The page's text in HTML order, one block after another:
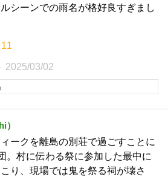
シーンでの雨名が格好良すぎまし
2025/03/02
）
ークを離島の別荘で過ごすことに
。村に伝わる祭に参加した最中に
り、現場では鬼を祭る祠が壊さ